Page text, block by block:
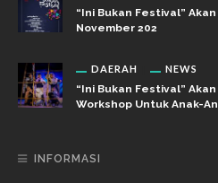
“Ini Bukan Festival”
November 202
DAERAH NEWS
“Ini Bukan Festival”
Workshop Untuk Anak-
INFORMASI